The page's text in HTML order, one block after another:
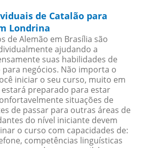
de Catalão para
Londrina
de Alemão em Brasília são
ajudando a
suas habilidades de
negócios. Não importa o
iniciar o seu curso, muito em
estará preparado para estar
situações de
de passar para outras áreas de
do nível iniciante devem
o curso com capacidades de:
competências linguísticas